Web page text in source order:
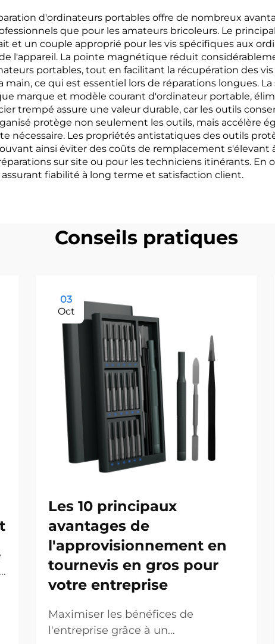
d'ordinateurs portables offre de nombreux
que pour les amateurs bricoleurs. Le
et un couple approprié pour les vis spécifiques aux
l'appareil. La pointe magnétique réduit
portables, tout en facilitant la récupération des
ce qui est essentiel lors de réparations longues.
marque et modèle courant d'ordinateur portable,
trempé assure une valeur durable, car les outils
protège non seulement les outils, mais accélère
nécessaire. Les propriétés antistatiques des outils
ainsi éviter des coûts de remplacement s'élevant
sur site ou pour les techniciens itinérants. En
fiabilité à long terme et satisfaction client.
Conseils pratiques
03
Oct
Les 10 principaux
avantages de
l'approvisionnement en
tournevis en gros pour
votre entreprise
Maximiser les bénéfices de
l'entreprise grâce à un